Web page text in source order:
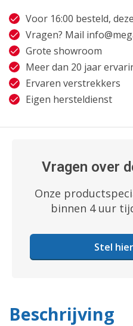
Voor 16:00 besteld,
Vragen? Mail
Grote showroom
Meer dan 20 jaar
Ervaren verstrekkers
Eigen hersteldienst
Vragen over
Onze
binnen 4 uur
Stel
Beschrijving